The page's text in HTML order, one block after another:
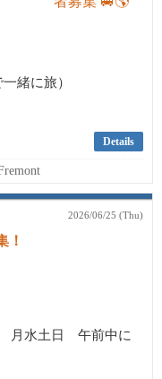
緒に旅）
Details
2026/06/25 (Thu)
！
月水土日 午前中に